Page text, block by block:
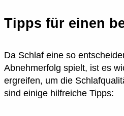
Tipps für einen
Da Schlaf eine so
Abnehmerfolg spielt, ist es
ergreifen, um die
sind einige hilfreiche Tipps: